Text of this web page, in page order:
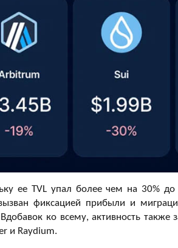
ее TVL упал более чем на 30%
фиксацией прибыли и
ко всему, активность также
и Raydium.